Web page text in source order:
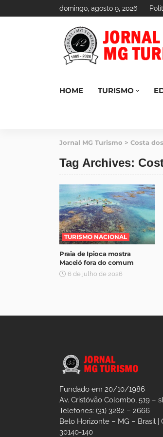
domingo, agosto 9, 2026
HOME TURISMO
Jornal MG Turismo > Costa
Tag Archives:
TURISMO NACIONAL
Praia de Ipioca mostra
Maceió fora do comum
6 de julho de 2026
Fundado em 20/10/1986
Av. Cristóvão Colombo, 519 –
Telefones: (31) 3282 – 2666
Belo Horizonte – MG – Brasil |
30140-140